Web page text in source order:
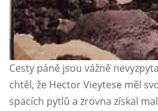
Cesty páně jsou vážně
chtěl, že Hector Vieytese měl
spacích pytlů a zrovna získal